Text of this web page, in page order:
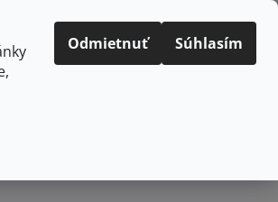
Odmietnuť Súhlasím
PRÁZDNY KOŠÍK